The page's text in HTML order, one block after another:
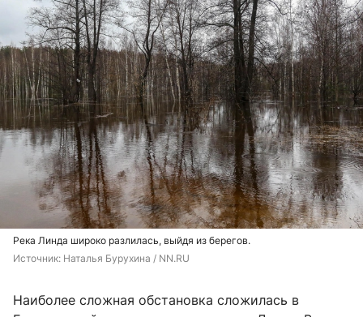
Река Линда широко разлилась, выйдя из берегов.
Источник: Наталья Бурухина / NN.RU
Наиболее сложная обстановка сложилась в